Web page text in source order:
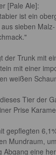
[Pale Ale]:
ist ein
sieben
der Trunk mit
mit einer
weißen
Tier der
Prise
gepflegten
Mundraum,
Abgang eine